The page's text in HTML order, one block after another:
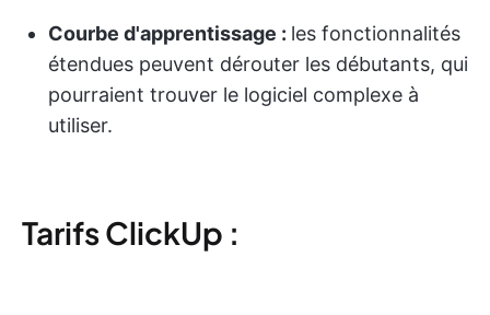
Courbe d'apprentissage : les fonctionnalités
étendues peuvent dérouter les débutants, qui
pourraient trouver le logiciel complexe à
utiliser.
Tarifs ClickUp :